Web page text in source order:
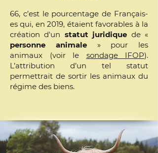
66, c’est le pourcentage de Français-
es qui, en 2019, étaient favorables à la
création d'un statut juridique de «
personne animale» pour les
animaux (voir le sondage IFOP).
L’attribution d’un tel statut
permettrait de sortir les animaux du
régime des biens.